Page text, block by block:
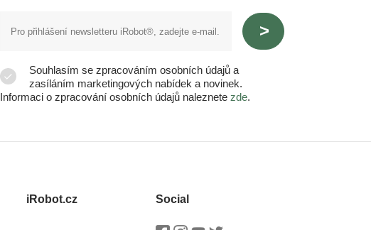
Souhlasím se zpracováním osobních údajů a
zasíláním marketingových nabídek a novinek.
Informaci o zpracování osobních údajů naleznete zde.
iRobot.cz Social